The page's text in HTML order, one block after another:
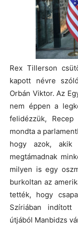
Rex Tillerson
kapott névre
Orbán Viktor. Az
nem éppen a
felidézzük,
mondta a
hogy azok, akik
megtámadnak
milyen is egy
burkoltan az
tették, hogy
Szíriában indított
útjából Manbidzs